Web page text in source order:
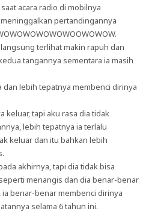
acara radio di mobilnya
pertandingannya
terlihat makin rapuh dan
tangannya sementara ia masih
dan lebih tepatnya membenci dirinya
keluar, tapi aku rasa dia tidak
lebih tepatnya ia terlalu
keluar dan itu bahkan lebih
akhirnya, tapi dia tidak bisa
menangis dan dia benar-benar
benar-benar membenci dirinya
selama 6 tahun ini.